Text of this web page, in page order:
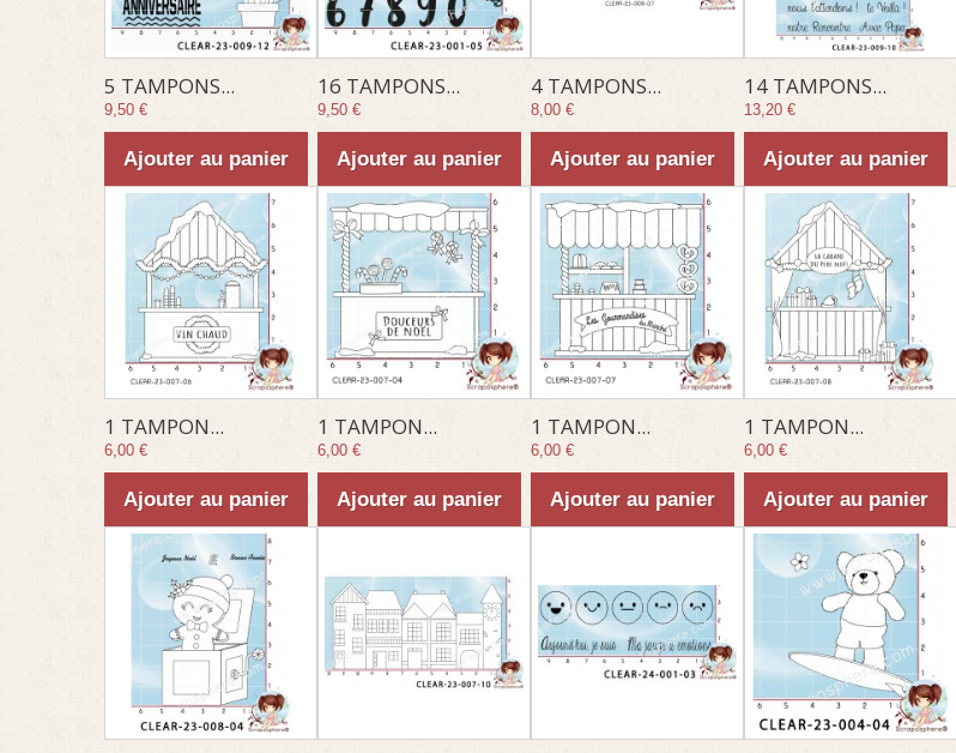
5 TAMPONS...
9,50 €
Ajouter au panier
16 TAMPONS...
9,50 €
Ajouter au panier
4 TAMPONS...
8,00 €
Ajouter au panier
14 TAMPONS...
13,20 €
Ajouter au panier
1 TAMPON...
6,00 €
Ajouter au panier
1 TAMPON...
6,00 €
Ajouter au panier
1 TAMPON...
6,00 €
Ajouter au panier
1 TAMPON...
6,00 €
Ajouter au panier